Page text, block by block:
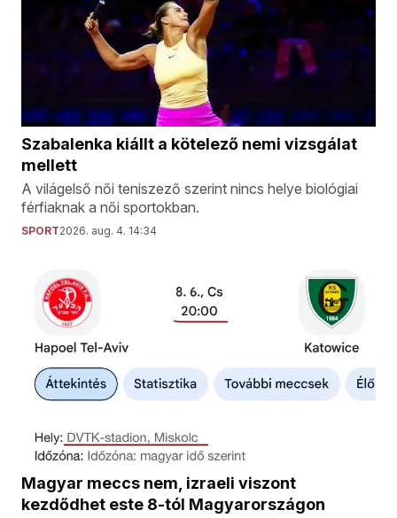
Szabalenka kiállt a kötelező nemi vizsgálat
mellett
A világelső női teniszező szerint nincs helye biológiai
férfiaknak a női sportokban.
SPORT2026. aug. 4. 14:34
Magyar meccs nem, izraeli viszont
kezdődhet este 8-tól Magyarországon